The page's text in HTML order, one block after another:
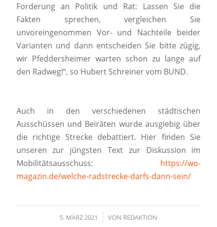
Forderung an Politik und Rat: Lassen Sie die
Fakten sprechen, vergleichen Sie
unvoreingenommen Vor- und Nachteile beider
Varianten und dann entscheiden Sie bitte zügig,
wir Pfeddersheimer warten schon zu lange auf
den Radweg!“, so Hubert Schreiner vom BUND.
Auch in den verschiedenen städtischen
Ausschüssen und Beiräten wurde ausgiebig über
die richtige Strecke debattiert. Hier finden Sie
unseren zur jüngsten Text zur Diskussion im
Mobilitätsausschuss: https://wo-
magazin.de/welche-radstrecke-darfs-dann-sein/
5. MÄRZ 2021
/ VON REDAKTION